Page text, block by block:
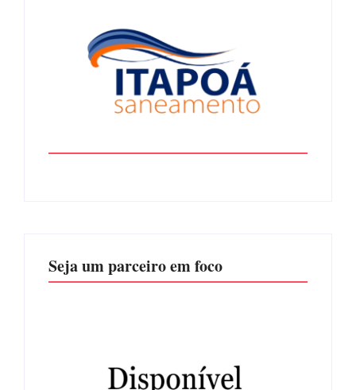
Seja um parceiro em foco